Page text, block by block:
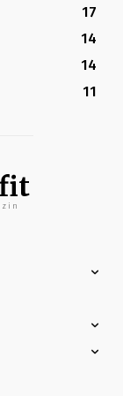
17
14
14
11